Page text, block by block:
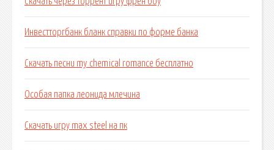
Инвестторгбанк бланк справки по форме банка
Скачать песни my chemical romance бесплатно
Особая папка леонида млечина
Скачать игру max steel на пк